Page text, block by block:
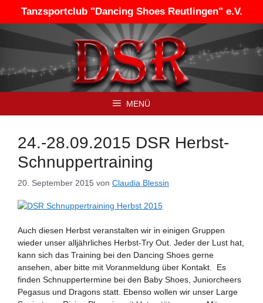
springen
Tanzsportclub "Dancing Shoes Reutlingen" e.V.
MENÜ
24.-28.09.2015 DSR Herbst-
Schnuppertraining
20. September 2015 von Claudia Blessin
Auch diesen Herbst veranstalten wir in einigen Gruppen
wieder unser alljährliches Herbst-Try Out. Jeder der Lust hat,
kann sich das Training bei den Dancing Shoes gerne
ansehen, aber bitte mit Voranmeldung über Kontakt. Es
finden Schnuppertermine bei den Baby Shoes, Juniorcheers
Pegasus und Dragons statt. Ebenso wollen wir unser Large